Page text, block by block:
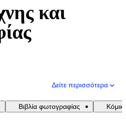
και
Δείτε περισσότερα
Βιβλία φωτογραφίας